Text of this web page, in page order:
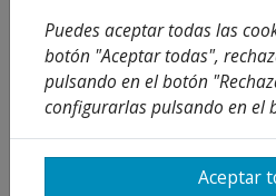
Manta protectorapara
directa, especialmente
paso del calor a los
Puedes aceptar todas las
botón "Aceptar todas",
pulsando en el botón
configurarlas pulsando en el
Aceptar